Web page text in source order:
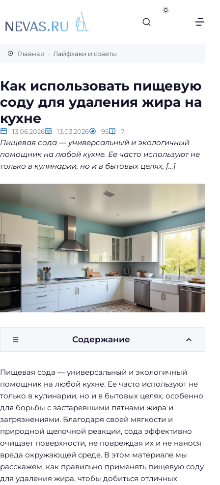
е
к
е
т
ы
л
е
г
б
о
р
к
и
Главная Лайфхаки и советы
Как использовать пищевую
соду для удаления жира на
кухне
13.06.2026 13.03.2026 95 7
Пищевая сода — универсальный и экологичный
помощник на любой кухне. Ее часто используют не
только в кулинарии, но и в бытовых целях, […]
Пищевая сода — универсальный и экологичный
помощник на любой кухне. Ее часто используют не
только в кулинарии, но и в бытовых целях, особенно
для борьбы с застаревшими пятнами жира и
загрязнениями. Благодаря своей мягкости и
природной щелочной реакции, сода эффективно
очищает поверхности, не повреждая их и не нанося
вреда окружающей среде. В этом материале мы
расскажем, как правильно применять пищевую соду
для удаления жира, чтобы добиться отличных
Содержание